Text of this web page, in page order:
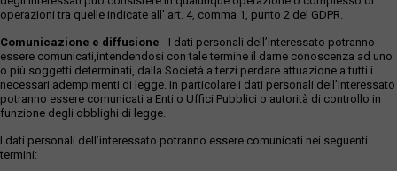
operazioni tra quelle indicate all' art. 4, comma 1, punto 2 del GDPR.
Comunicazione e diffusione - I dati personali dell’interessato potranno
essere comunicati,intendendosi con tale termine il darne conoscenza ad uno
o più soggetti determinati, dalla Società a terzi perdare attuazione a tutti i
necessari adempimenti di legge. In particolare i dati personali dell’interessato
potranno essere comunicati a Enti o Uffici Pubblici o autorità di controllo in
funzione degli obblighi di legge.
I dati personali dell’interessato potranno essere comunicati nei seguenti
termini: